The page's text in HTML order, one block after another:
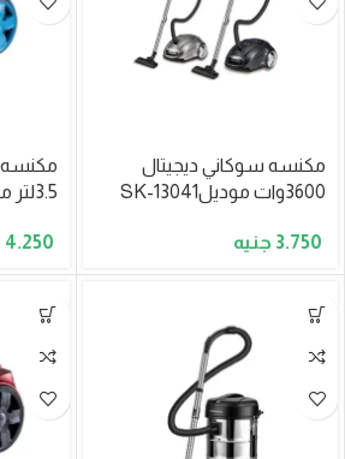
مكنسه سوكاني ديجيتال
3600وات موديلSK-13041
3.750
3.5لتر موديلSK-13005
4.250